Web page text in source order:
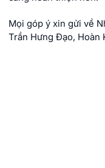
Mọi góp ý xin gửi về
Trần Hưng Đạo, Hoàn